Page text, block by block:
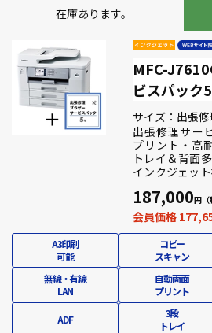
在庫あります。
MFC-
ビスパック5
サイズ：出張
出張修理サー
プリント・高
トレイ＆背面
インクジェット
187,000
会員価格
A3印刷
可能
コピー
スキャン
無線・有線
LAN
自動両面
プリント
ADF
3段
トレイ